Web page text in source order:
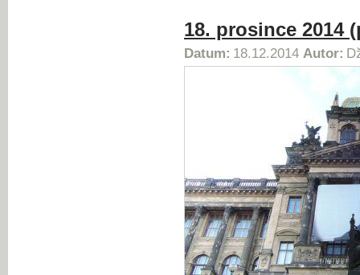
18. prosince 2014
Datum: 18.12.2014 Autor: